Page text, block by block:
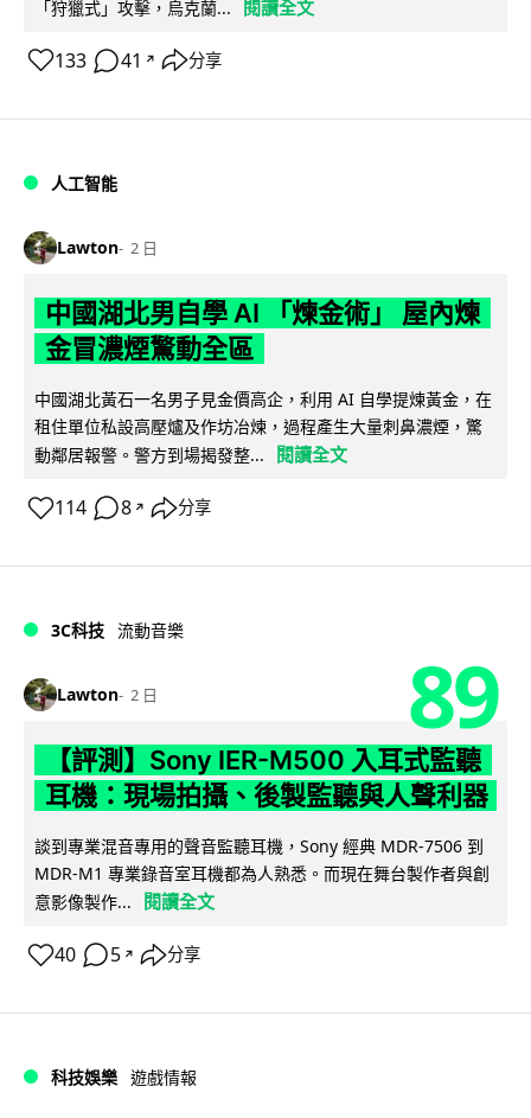
「狩獵式」攻擊，烏克蘭...
閱讀全文
133 41 ↗ 分享
人工智能
Lawton 2 日
中國湖北男自學 AI 「煉金術」 屋內煉
金冒濃煙驚動全區
中國湖北黃石一名男子見金價高企，利用 AI 自學提煉黃金，在
租住單位私設高壓爐及作坊冶煉，過程產生大量刺鼻濃煙，驚
動鄰居報警。警方到場揭發整...
閱讀全文
114 8 ↗ 分享
3C科技 流動音樂
Lawton 2 日 89
【評測】Sony IER-M500 入耳式監聽
耳機：現場拍攝、後製監聽與人聲利器
談到專業混音專用的聲音監聽耳機，Sony 經典 MDR-7506 到
MDR-M1 專業錄音室耳機都為人熟悉。而現在舞台製作者與創
意影像製作...
閱讀全文
40 5 ↗ 分享
科技娛樂 遊戲情報